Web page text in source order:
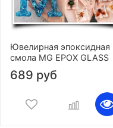
Ювелирная эпоксидная
смола MG EPOX GLASS
689 руб